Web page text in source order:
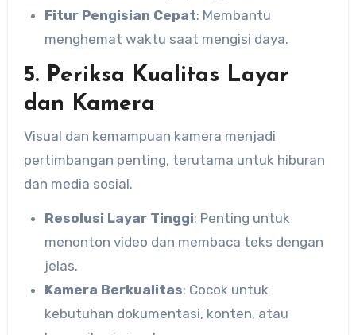
Fitur Pengisian Cepat: Membantu
menghemat waktu saat mengisi daya.
5. Periksa Kualitas Layar
dan Kamera
Visual dan kemampuan kamera menjadi
pertimbangan penting, terutama untuk hiburan
dan media sosial.
Resolusi Layar Tinggi: Penting untuk
menonton video dan membaca teks dengan
jelas.
Kamera Berkualitas: Cocok untuk
kebutuhan dokumentasi, konten, atau